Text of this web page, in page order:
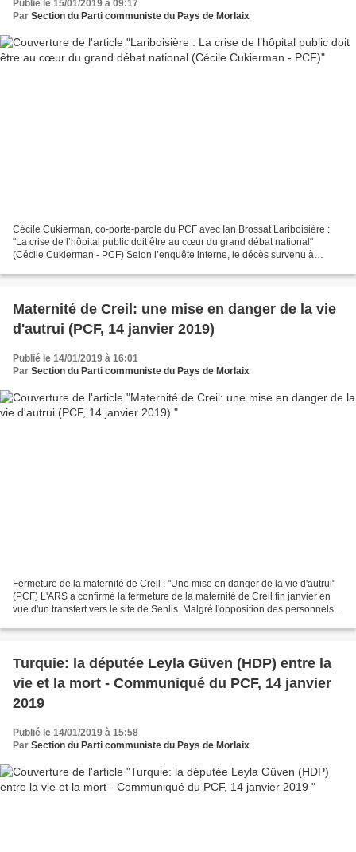
Publié le 15/01/2019 à 09:17
Par Section du Parti communiste du Pays de Morlaix
Cécile Cukierman, co-porte-parole du PCF avec Ian Brossat Lariboisière :
"La crise de l’hôpital public doit être au cœur du grand débat national"
(Cécile Cukierman - PCF) Selon l’enquête interne, le décès survenu à
Maternité de Creil: une mise en danger de la vie
d'autrui (PCF, 14 janvier 2019)
Publié le 14/01/2019 à 16:01
Par Section du Parti communiste du Pays de Morlaix
Fermeture de la maternité de Creil : "Une mise en danger de la vie d'autrui"
(PCF) L'ARS a confirmé la fermeture de la maternité de Creil fin janvier en
vue d'un transfert vers le site de Senlis. Malgré l'opposition des personnels
Turquie: la députée Leyla Güven (HDP) entre la
vie et la mort - Communiqué du PCF, 14 janvier
2019
Publié le 14/01/2019 à 15:58
Par Section du Parti communiste du Pays de Morlaix